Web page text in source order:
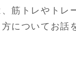
筋トレやトレ
についてお話